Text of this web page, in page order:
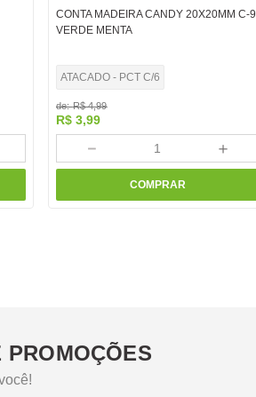
CONTA MADEIRA CANDY 20X20MM C-9
VERDE MENTA
ATACADO - PCT C/6
de:R$ 4,99
R$ 3,99
＋
－
COMPRAR